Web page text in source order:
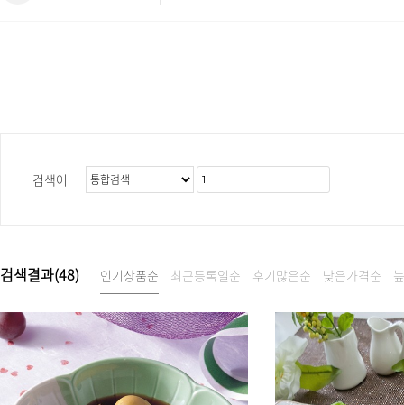
검색어
검색결과(48) 인기상품순 최근등록일순 후기많은순 낮은가격순